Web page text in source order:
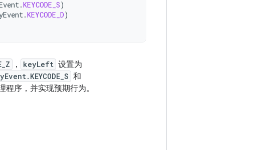
.KEYCODE_S)
.KEYCODE_D)
， keyLeft 设置为
和
序，并实现预期行为。